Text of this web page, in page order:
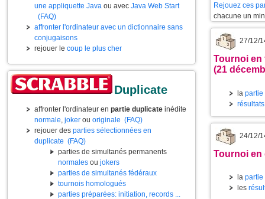
une appliquette Java ou avec Java Web Start
(FAQ)
affronter l'ordinateur avec un dictionnaire sans
conjugaisons
rejouer le coup le plus cher
Duplicate
affronter l'ordinateur en partie duplicate inédite
normale, joker ou originale (FAQ)
rejouer des parties sélectionnées en
duplicate (FAQ)
parties de simultanés permanents
normales ou jokers
parties de simultanés fédéraux
tournois homologués
parties préparées: initiation, records ...
Rejouez ces
chacune un
27/12/
Tournoi en
(21
la partie
24/12/
Tournoi en
la partie
les